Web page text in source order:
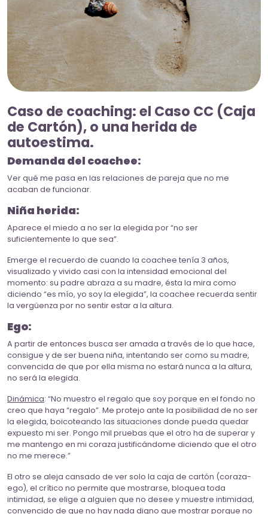
Caso de coaching: el Caso CC (Caja
de Cartón), o una herida de
autoestima.
Demanda del coachee:
Ver qué me pasa en las relaciones de pareja que no me
acaban de funcionar.
Niña herida:
Aparece el miedo a no ser la elegida por “no ser
suficientemente lo que sea”.
Emerge el recuerdo de cuando la coachee tenía 3 años,
visualizado y vivido casi con la intensidad emocional del
momento: su padre abraza a su madre, ésta la mira como
diciendo “es mío, yo soy la elegida”, la coachee recuerda sentir
la vergüenza por no sentir estar a la altura.
Ego:
A partir de entonces busca ser amada a través de lo que hace,
consigue y de ser buena niña, intentando ser como su madre,
convencida de que por ella misma no estará nunca a la altura,
no será la elegida.
Dinámica: “No muestro el regalo que soy porque en el fondo no
creo que haya “regalo”. Me protejo ante la posibilidad de no ser
la elegida, boicoteando las situaciones donde pueda quedar
expuesto mi ser. Pongo mil pruebas que el otro ha de superar y
me mantengo en mi coraza justificándome diciendo que el otro
no me merece.”
El otro se aleja cansado de ver solo la caja de cartón (coraza-
ego), el crítico no permite que mostrarse, bloquea toda
intimidad, se elige a alguien que no desee y muestre intimidad,
convencido de que no hay nada digno que mostrar porque no